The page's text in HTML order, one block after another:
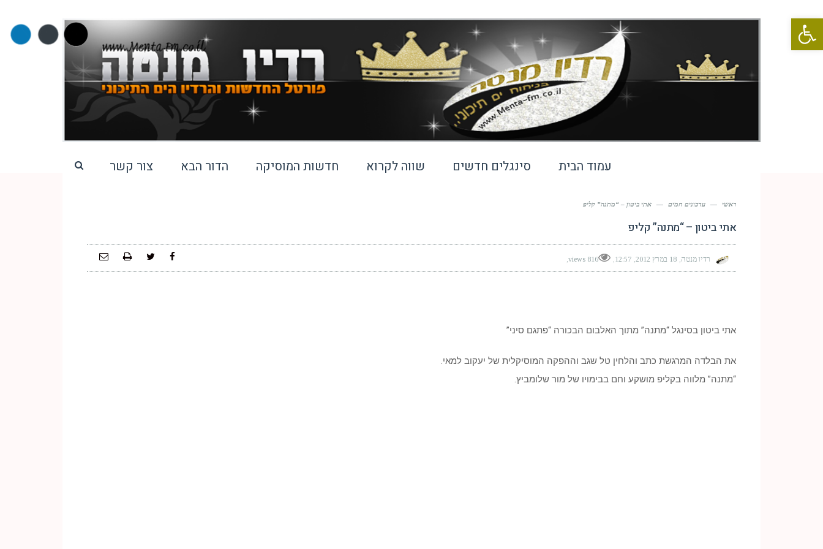
פתח סרגל נגישות
עמוד הבית סינגלים חדשים שווה לקרוא חדשות המוסיקה הדור הבא צור קשר
ראשי — עדכונים חמים — אתי ביטון – “מתנה” קליפ
אתי ביטון – “מתנה” קליפ
רדיו מנטה 18 במרץ 2012 12:57
816 views
אתי ביטון בסינגל “מתנה” מתוך האלבום הבכורה “פתגם סיני”
את הבלדה המרגשת כתב והלחין טל שגב וההפקה המוסיקלית של יעקוב למאי.
“מתנה” מלווה בקליפ מושקע וחם בבימויו של מור שלומביץ.